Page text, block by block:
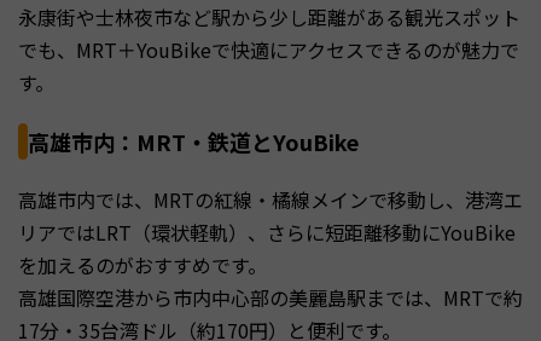
永康街や士林夜市など駅から少し距離がある観光スポット
でも、MRT＋YouBikeで快適にアクセスできるのが魅力で
す。
高雄市内：MRT・鉄道とYouBike
高雄市内では、MRTの紅線・橘線メインで移動し、港湾エ
リアではLRT（環状軽軌）、さらに短距離移動にYouBike
を加えるのがおすすめです。
高雄国際空港から市内中心部の美麗島駅までは、MRTで約
17分・35台湾ドル（約170円）と便利です。